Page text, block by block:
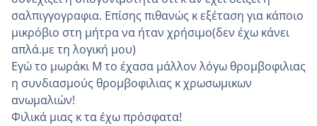
σαλπιγγογραφια. Επίσης πιθανώς κ εξέταση για κάποιο
μικρόβιο στη μήτρα να ήταν χρήσιμο(δεν έχω κάνει
απλά.με τη λογική μου)
Εγώ το μωράκι Μ το έχασα μάλλον λόγω θρομβοφιλιας
η συνδιασμούς θρομβοφιλιας κ χρωσωμικων
ανωμαλιών!
Φιλικά μιας κ τα έχω πρόσφατα!